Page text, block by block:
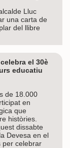
Lluc
una carta de
del llibre
el 30è
educatiu
de 18.000
en
que
històries.
dissabte
Devesa en el
per celebrar